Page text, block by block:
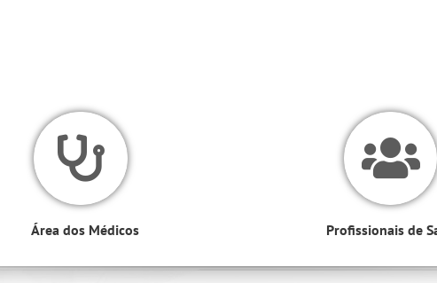
Área dos Médicos Profissionais de